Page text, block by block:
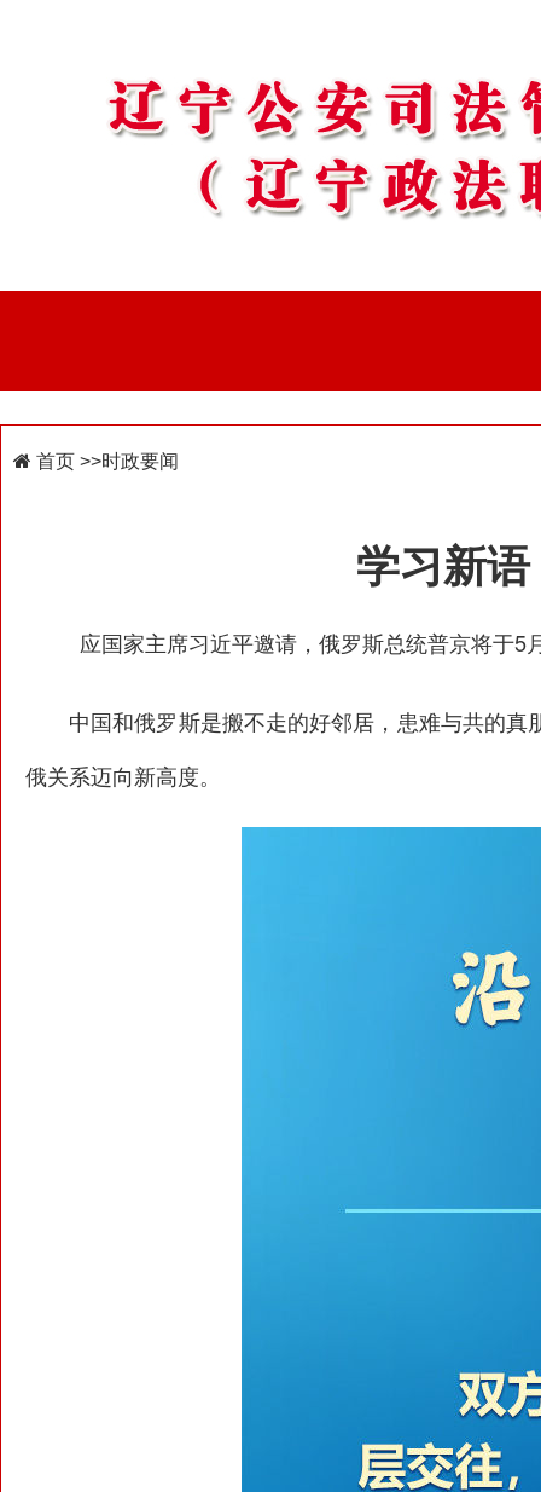
首页 >>时政要闻
学习新
应国家主席习近平邀请，俄罗斯总统普京将于5
中国和俄罗斯是搬不走的好邻居，患难与共的真
俄关系迈向新高度。